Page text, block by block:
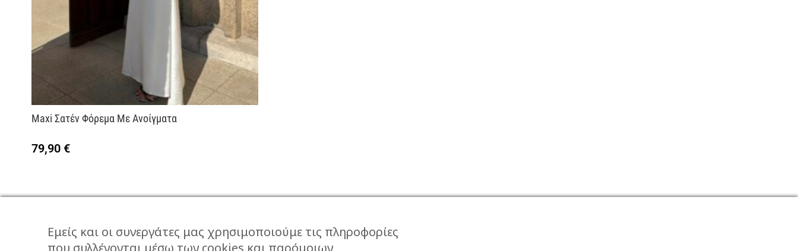
Maxi Σατέν Φόρεμα Με Ανοίγματα
79,90 €
Εμείς και οι συνεργάτες μας χρησιμοποιούμε τις πληροφορίες
που συλλέγονται μέσω των cookies και παρόμοιων